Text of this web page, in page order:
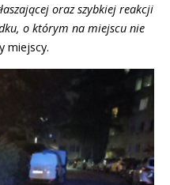
oraz szybkiej reakcji
o którym na miejscu nie
miejscy.